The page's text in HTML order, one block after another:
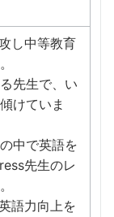
し中等教育
先生で、い
けていま
中で英語を
先生のレ
語力向上を